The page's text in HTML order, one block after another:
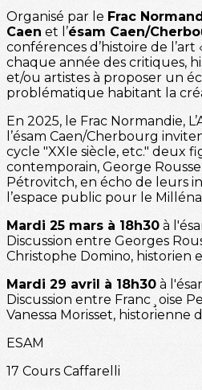
Organisé par le Frac
Caen et l’ésam Caen/
conférences d’histoire de l’art
chaque année des critiques,
et/ou artistes à proposer un
problématique habitant la
En 2025, le Frac Normandie,
l’ésam Caen/Cherbourg
cycle "XXIe siècle, etc." deux
contemporain, George
Pétrovitch, en écho de leurs
l’espace public pour le
Mardi 25 mars à 18h30 à
Discussion entre Georges
Christophe Domino, historien
Mardi 29 avril à 18h30 à
Discussion entre Franc¸oise
Vanessa Morisset, historienne
ESAM
17 Cours Caffarelli